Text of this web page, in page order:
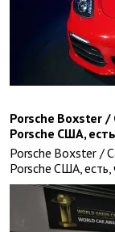
Porsche Boxster /
Porsche США,
Porsche Boxster /
Porsche США, есть,